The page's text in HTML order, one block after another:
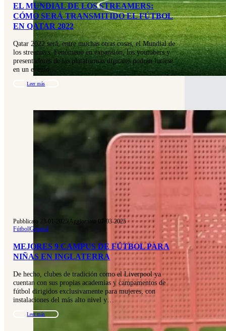
EL MUNDIAL DE LOS STREAMERS:
CÓMO SERÁ TRANSMITIDO EL FÚTBOL
EN QATAR 2022
Qatar 2022 será, entre muchas otras cosas, el Mundial de
los streamers. Fenómeno en expansión, los youtubers y
presentadores de las plataformas digitales podrán lucirse
en un evento…
Leer más
Pubblicato 23-01-2025 Aggiornato 07-03-2025
Fútbol|General
MEJORES 9 CAMPUS DE FÚTBOL PARA
NIÑAS EN INGLATERRA
De hecho, clubes de tradición como el Liverpool ya
cuentan con sus propias academias y campamentos de
fútbol dirigidos exclusivamente para mujeres, con
instalaciones del más alto nivel y…
Leer más